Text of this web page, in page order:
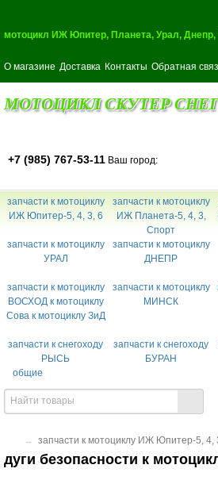
мотоцикл ИЖ Юпитер, Планета, Урал,
О магазине Доставка Контакты Обратная
МОТОЦИКЛ СКУТЕР
+7 (985) 767-53-11 Ваш город:
запчасти к мотоциклу
ИЖ Юпитер-5, 4, 3, 6
запчасти к мотоциклу
ИЖ Планета-5, 4, 3,
Спорт
запчасти к мотоциклу
УРАЛ
запчасти к мотоциклу
ДНЕПР
запчасти к мотоциклу
ВОСХОД к мотоциклу
Сова к мотоциклу ЗиД
запчасти к мотоциклу
МИНСК
запчасти к снегоходу
РЫСЬ
запчасти к снегоходу
БУРАН
общие
→ запчасти к мотоциклу ИЖ Юпитер-5, 4,
дуги безопасности к